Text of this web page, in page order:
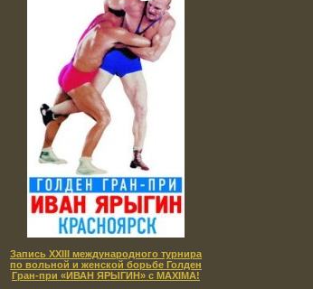
Запись XXIII международного турнира
по вольной и женской борьбе Голден
Гран-при «ИВАН ЯРЫГИН» с MAXIMA!